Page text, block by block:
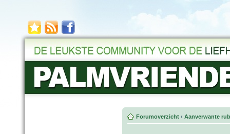
Forumoverzicht ‹ Aanverwante